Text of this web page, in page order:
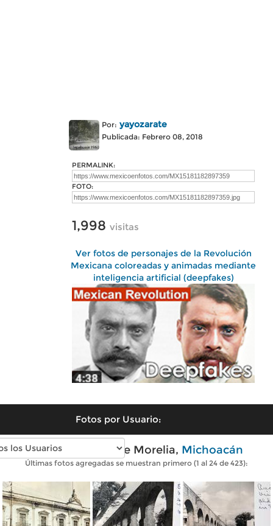
Por: yayozarate
Publicada: Febrero 08, 2018
PERMALINK:
FOTO:
1,998 visitas
Ver fotos de personajes de la Revolución
Mexicana coloreadas y animadas mediante
inteligencia artificial (deepfakes)
Fotos por Usuario:
Fotos antiguas de Morelia, Michoacán
Últimas fotos agregadas se muestran primero (1 al 24 de 423):